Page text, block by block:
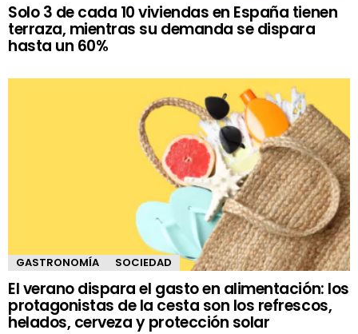
Solo 3 de cada 10 viviendas en España tienen
terraza, mientras su demanda se dispara
hasta un 60%
GASTRONOMÍA SOCIEDAD
El verano dispara el gasto en alimentación: los
protagonistas de la cesta son los refrescos,
helados, cerveza y protección solar